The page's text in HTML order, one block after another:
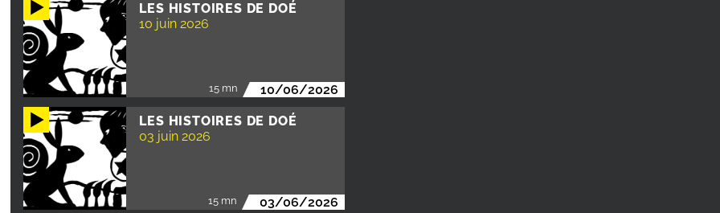
LES HISTOIRES DE DOÉ
10 juin 2026
15 mn 10/06/2026
LES HISTOIRES DE DOÉ
03 juin 2026
15 mn 03/06/2026